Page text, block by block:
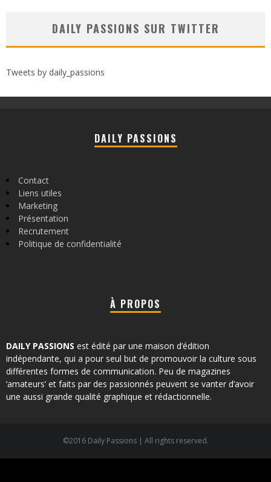
DAILY PASSIONS SUR TWITTER
Tweets by daily_passions
DAILY PASSIONS
Contact
Liens utiles
Marketing
Présentation
Recrutement
Politique de confidentialité
À PROPOS
DAILY PASSIONS est édité par une maison d’édition
indépendante, qui a pour seul but de promouvoir la culture sous
différentes formes de communication. Peu de magazines
‘amateurs’ et faits par des passionnés peuvent se vanter d’avoir
une aussi grande qualité graphique et rédactionnelle.
©2016 Daily Passions | All rights reserved.